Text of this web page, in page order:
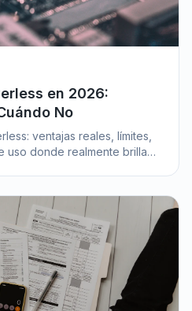
en 2026:
No
ventajas reales, límites,
uso donde realmente brilla